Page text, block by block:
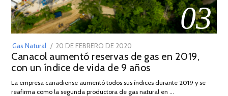
03
Gas Natural
POSTED
ON
20 DE FEBRERO DE 2020
DE
JULIO
2025
Canacol aumentó reservas de gas en 2019,
con un índice de vida de 9 años
La empresa canadiense aumentó todos sus índices durante 2019 y se
reafirma como la segunda productora de gas natural en …